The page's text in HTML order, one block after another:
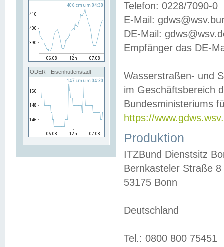
ODER - Eisenhüttenstadt
Telefon: 0228/7090-0
E-Mail:
DE-Mail:
Empfänger das DE-
Wasserstraßen- und
im Geschäftsbereich
Bundesministeriums
https://
Produktion
ITZBund Dienstsitz
Bernkasteler Straße 8
53175 Bonn
Deutschland
Tel.: 0800 800 75451